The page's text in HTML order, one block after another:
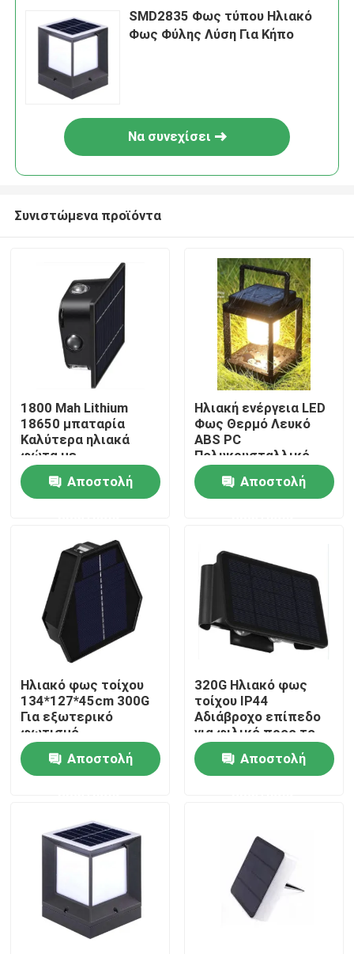
Σπίτι
Προϊόντα
Βίντεο
VR παρουσιάστε
Περίπου εμείς
Γύρος εργοστασίων
μας ελάτε σε επαφή με
Ζητήστε ένα απόσπασμα
SMD2835 Φως τύπου Ηλιακό
Φως Φύλης Λύση Για Κήπο
Να συνεχίσει
Συνιστώμενα προϊόντα
1800 Mah Lithium
18650 μπαταρία
Καλύτερα ηλιακά
φώτα με
μονοκρυσταλλικό
πυριτικό ηλιακό
πάνελ
Αποστολή
Ηλιακή ενέργεια LED
Φως Θερμό Λευκό
ABS PC
Πολυκρυσταλλικό
πυριτικό Ηλιακό
Πίνακα IP44
Αδιάβροχο
Αποστολή
Ηλιακό φως τοίχου
134*127*45cm 300G
Για εξωτερικό
φωτισμό
Αποστολή
320G Ηλιακό φως
τοίχου IP44
Αδιάβροχο επίπεδο
για φιλικό προς το
περιβάλλον φωτισμό
Αποστολή